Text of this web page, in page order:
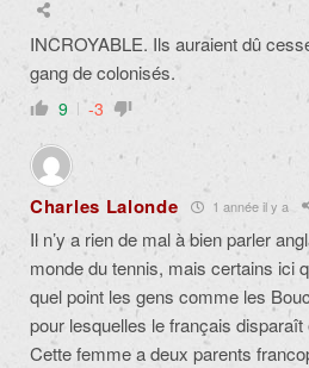
INCROYABLE. Ils auraient dû
gang de colonisés.
9 -3
Charles Lalonde 1 année il y a
Il n’y a rien de mal à bien parler
monde du tennis, mais certains ici
quel point les gens comme les
pour lesquelles le français
Cette femme a deux parents